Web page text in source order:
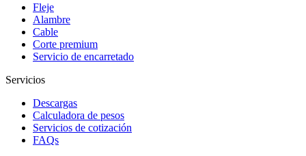
Fleje
Alambre
Cable
Corte premium
Servicio de encarretado
Servicios
Descargas
Calculadora de pesos
Servicios de cotización
FAQs